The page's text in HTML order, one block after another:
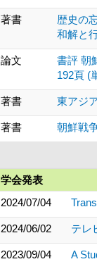
著書
歴史の
和解と
論文
書評 朝
192頁 (
著書 東アジ
著書 朝鮮戦
学会発表
2024/07/04
2024/06/02 テレ
2023/09/04 A